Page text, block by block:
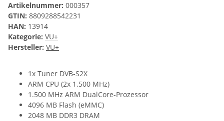
Artikelnummer: 000357
GTIN: 8809288542231
HAN: 13914
Kategorie: VU+
Hersteller: VU+
1x Tuner DVB-S2X
ARM CPU (2x 1.500 MHz)
1.500 MHz ARM DualCore-Prozessor
4096 MB Flash (eMMC)
2048 MB DDR3 DRAM